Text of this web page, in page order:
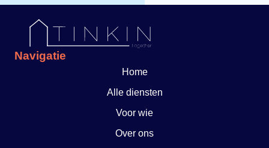
Navigatie
Home
Alle diensten
Voor wie
Over ons